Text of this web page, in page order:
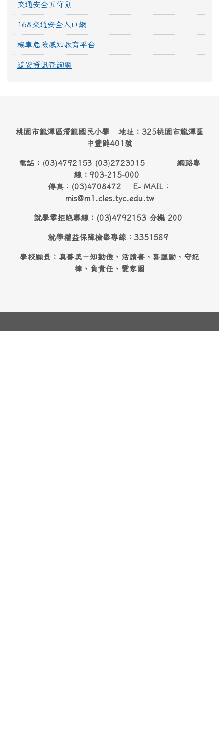
交通安全五守則
168交通安全入口網
機車危險感知教育平台
道安資訊查詢網
桃園市龍潭區潛龍國民小學 地址：325桃園市龍潭區
中豐路401號
電話：(03)4792153 (03)2723015 網路專
線：903-215-000
傳真：(03)4708472 E- MAIL：
mis@m1.cles.tyc.edu.tw
就學零拒絶專線：(03)4792153 分機 200
就學權益保障檢舉專線：3351589
學校願景：真善美－知勤儉、活讀書、喜運動、守紀
律、負責任、愛家園